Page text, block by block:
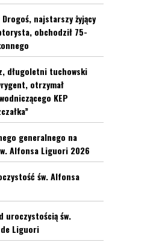
najstarszy żyjący
obchodził 75-
długoletni tuchowski
otrzymał
KEP
generalnego na
Alfonsa Liguori 2026
św. Alfonsa
uroczystością św.
Liguori